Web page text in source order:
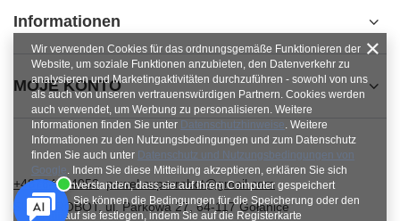
Informationen
MOJE KONTO
+48784454053 pawel.superrobot@gmail.com
SUPERROBOT,ul. Parkowa 27,64-117Gołanice
Wir verwenden Cookies für das ordnungsgemäße Funktionieren der
Website, um soziale Funktionen anzubieten, den Datenverkehr zu
analysieren und Marketingaktivitäten durchzuführen - sowohl von uns
als auch von unseren vertrauenswürdigen Partnern. Cookies werden
auch verwendet, um Werbung zu personalisieren. Weitere
Informationen finden Sie unter Datenschutzhinweise. Weitere
Informationen zu den Nutzungsbedingungen und zum Datenschutz
finden Sie auch unter Datenschutz und Nutzungsbedingungen von
Google. Indem Sie diese Mitteilung akzeptieren, erklären Sie sich
damit einverstanden, dass sie auf Ihrem Computer gespeichert
werden. Sie können die Bedingungen für die Speicherung oder den
Zugriff auf sie festlegen, indem Sie auf die Registerkarte